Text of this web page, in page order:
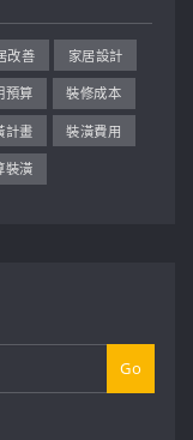
改善 家居設計
預算 裝修成本
計畫 裝潢費用
裝潢
Go